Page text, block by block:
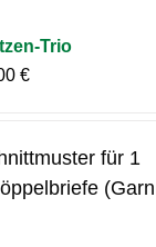
Trio
€
für 1